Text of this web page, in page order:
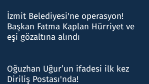
İzmit Belediyesi'ne operasyon!
Başkan Fatma Kaplan Hürriyet ve
eşi gözaltına alındı
Oğuzhan Uğur’un ifadesi ilk kez
Diriliş Postası'nda!